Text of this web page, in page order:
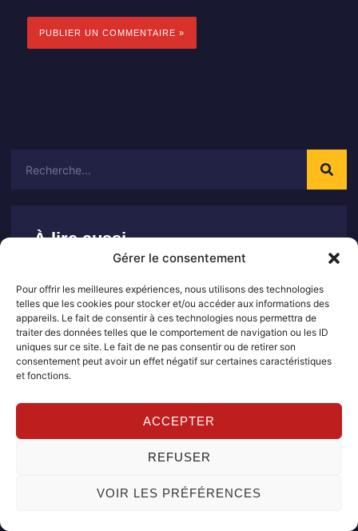
Gérer le consentement
Pour offrir les meilleures expériences, nous utilisons des technologies
telles que les cookies pour stocker et/ou accéder aux informations des
appareils. Le fait de consentir à ces technologies nous permettra de
traiter des données telles que le comportement de navigation ou les ID
uniques sur ce site. Le fait de ne pas consentir ou de retirer son
consentement peut avoir un effet négatif sur certaines caractéristiques
et fonctions.
ACCEPTER
REFUSER
VOIR LES PRÉFÉRENCES
À lire aussi
modèle
7 août 2026 Aucun commentaire
Assurance toyota : que faire en cas de
Assurance toyota : les points clés pour bien
comprendre son contrat